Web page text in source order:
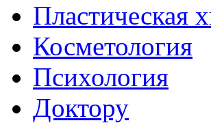
Пластическая
Косметология
Психология
Доктору